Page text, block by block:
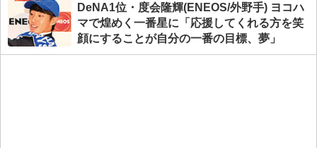
DeNA1位・度会隆輝(ENEOS/外野手) ヨコハ
マで煌めく一番星に「応援してくれる方を笑
顔にすることが自分の一番の目標、夢」